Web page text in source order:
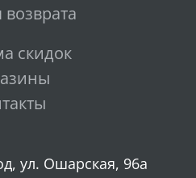
скидок
ул. Ошарская, 96а